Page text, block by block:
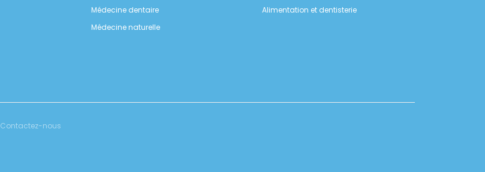
Médecine dentaire
Médecine naturelle
Alimentation et dentisterie
Contactez-nous